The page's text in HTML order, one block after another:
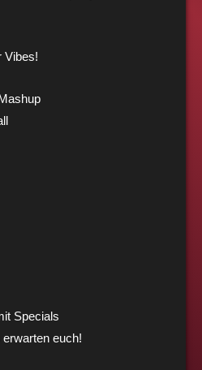
Vibes!
Specials
euch!